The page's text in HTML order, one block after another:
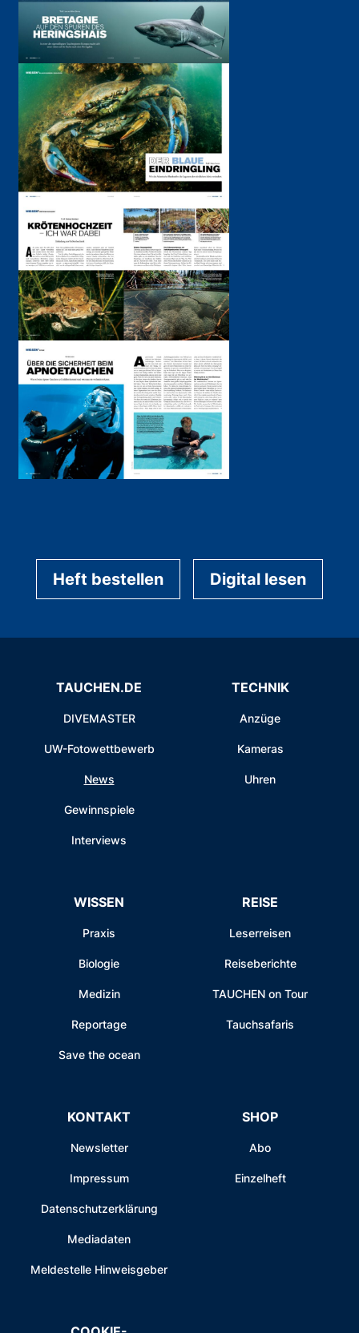
Heft bestellen Digital lesen
TAUCHEN.DE
DIVEMASTER
UW-Fotowettbewerb
News
Gewinnspiele
Interviews
TECHNIK
Anzüge
Kameras
Uhren
WISSEN
Praxis
Biologie
Medizin
Reportage
Save the ocean
REISE
Leserreisen
Reiseberichte
TAUCHEN on Tour
Tauchsafaris
KONTAKT
Newsletter
Impressum
Datenschutzerklärung
Mediadaten
Meldestelle Hinweisgeber
SHOP
Abo
Einzelheft